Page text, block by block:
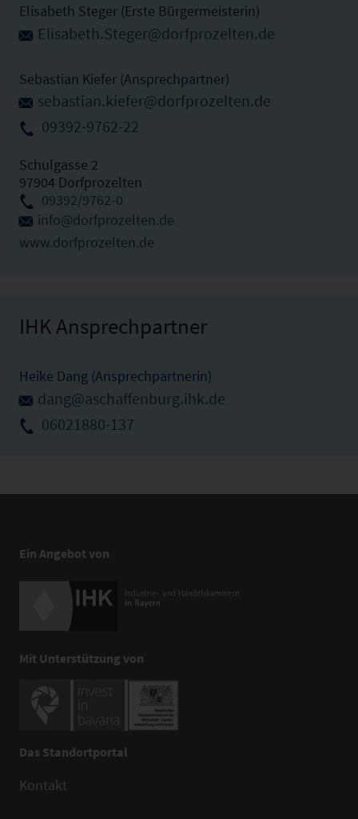
Elisabeth Steger (Erste Bürgermeisterin)
Elisabeth.Steger@dorfprozelten.de
Sebastian Kiefer (Ansprechpartner)
sebastian.kiefer@dorfprozelten.de
09392-9762-22
Schulgasse 2
97904 Dorfprozelten
09392/9762-0
info@dorfprozelten.de
www.dorfprozelten.de
IHK Ansprechpartner
Heike Dang (Ansprechpartnerin)
dang@aschaffenburg.ihk.de
06021880-137
Ein Angebot von
Mit Unterstützung von
Das Standortportal
Kontakt